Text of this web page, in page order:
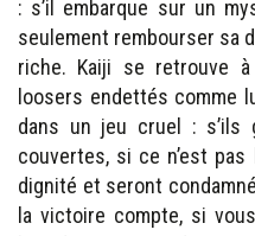
: s’il embarque sur un
seulement rembourser sa
riche. Kaiji se retrouve
loosers endettés comme
dans un jeu cruel : s’ils
couvertes, si ce n’est
dignité et seront
la victoire compte, si